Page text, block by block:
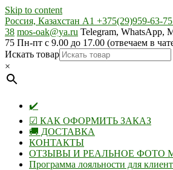
Skip to content
Россия, Казахстан А1 +375(29)959-63-
38 mos-oak@ya.ru Telegram, WhatsApp,
75 Пн-пт с 9.00 до 17.00 (отвечаем в
Искать товар
×
✔️
☑ КАК ОФОРМИТЬ ЗАКАЗ
🚚 ДОСТАВКА
КОНТАКТЫ
ОТЗЫВЫ И РЕАЛЬНОЕ ФОТО
Программа лояльности для